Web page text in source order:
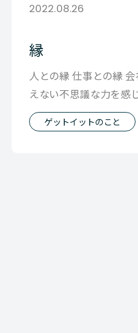
2022.08.26
縁
人との縁 仕事との縁
えない不思議な力を感
が想像できたものもあ
ゲットイットのこと